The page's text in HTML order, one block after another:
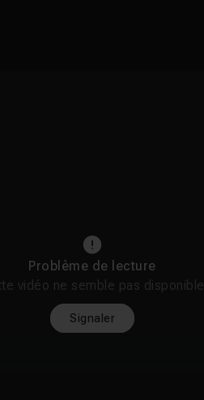
Problème de lecture
vidéo ne semble pas disponible
Signaler